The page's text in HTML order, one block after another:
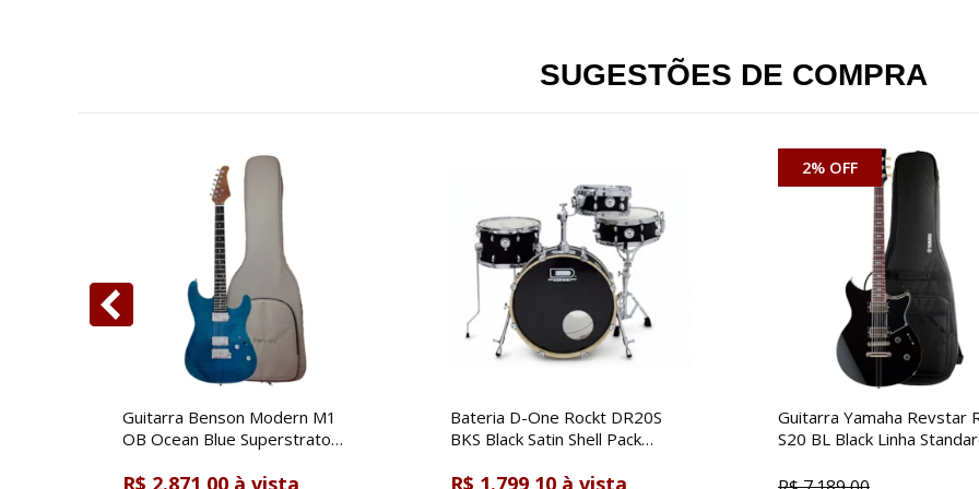
SUGESTÕES DE COMPRA
Guitarra Benson Modern M1
OB Ocean Blue Superstrato
R$ 2.871,00
Bateria D-One Rockt DR20S
BKS Black Satin Shell Pack
R$ 1.799,10
2% OFF
Guitarra Yamaha Revstar
S20 BL Black Linha